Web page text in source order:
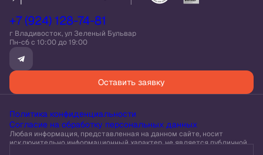
+7 (924) 128-74-81
г Владивосток, ул Зеленый Бульвар
Пн-сб c 10:00 до 19:00
Оставить заявку
Политика конфиденциальности
Согласие на обработку персональных данных
Любая информация, представленная на данном сайте, носит
исключительно информационный характер, не является публичной